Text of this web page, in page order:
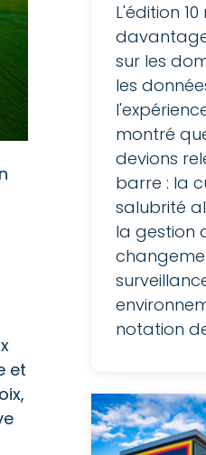
et
L'édition
sur les
les
montré
devions
barre : la
salubrité
la gestion
notation